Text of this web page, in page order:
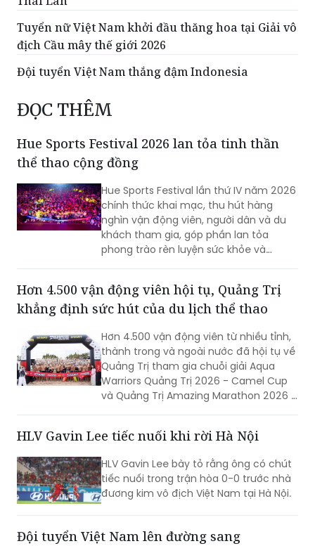
Tuyển nữ Việt Nam khởi đầu thăng hoa tại Giải vô
địch Cầu mây thế giới 2026
Đội tuyển Việt Nam thắng đậm Indonesia
ĐỌC THÊM
Hue Sports Festival 2026 lan tỏa tinh thần
thể thao cộng đồng
Hue Sports Festival lần thứ IV năm 2026
chính thức khai mạc, thu hút hàng
nghìn vận động viên, người dân và du
khách tham gia, góp phần lan tỏa
phong trào rèn luyện sức khỏe và
Hơn 4.500 vận động viên hội tụ, Quảng Trị
khẳng định sức hút của du lịch thể thao
Hơn 4.500 vận động viên từ nhiều tỉnh,
thành trong và ngoài nước đã hội tụ về
Quảng Trị tham gia chuỗi giải Aqua
Warriors Quảng Trị 2026 - Camel Cup
và Quảng Trị Amazing Marathon 2026 -
sức bền mà còn góp phần quảng bá
Quảng Trị đối với các sự kiện thể thao
quy mô lớn.
HLV Gavin Lee tiếc nuối khi rời Hà Nội
HLV Gavin Lee bày tỏ rằng ông có chút
tiếc nuối trong trận hòa 0-0 trước nhà
đương kim vô địch Việt Nam tại Hà Nội.
Đội tuyển Việt Nam lên đường sang